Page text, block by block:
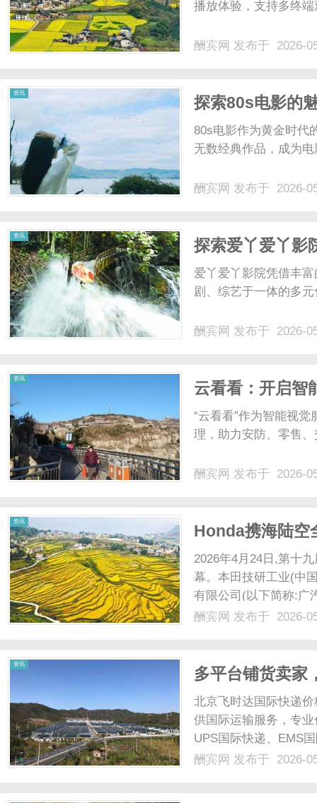
播放体验，支持多终
酬宾网 发布于 2026-
资讯
探索80s电影的
80s电影作为黄金时代
无数经典作品，成为
酬宾网 发布于 2026-
资讯
探索爱丫爱丫影
台
爱丫爱丫影院凭借丰
剧、综艺于一体的多
酬宾网 发布于 2026-
资讯
云看看：开启智
“云看看”作为智能视
理，助力安防、零售
酬宾网 发布于 2026-
资讯
Honda携海陆
2026年4月24日,第十
幕。本田技研工业(中
有限公司(以下简称:广
Honda),携海陆空全领
酬宾网 发布于 2026-
资讯
多平台铺货卖家
率-寄国际件、
北京飞时达国际快递
供国际运输服务，专
UPS国际快递、EMS
业务。多平台铺货卖
酬宾网 发布于 2026-